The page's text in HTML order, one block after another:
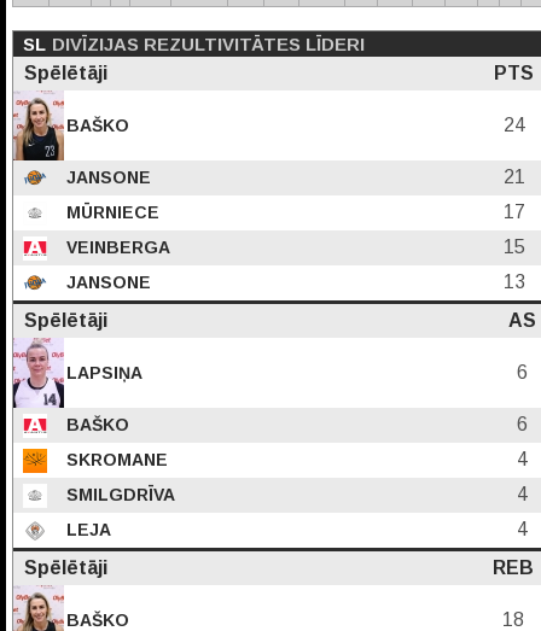
SL DIVĪZIJAS REZULTIVITĀTES LĪDERI
Spēlētāji
PTS
BAŠKO 24
JANSONE 21
MŪRNIECE 17
VEINBERGA 15
JANSONE
13
Spēlētāji
AS
LAPSIŅA 6
BAŠKO 6
SKROMANE 4
SMILGDRĪVA 4
LEJA
4
Spēlētāji
REB
BAŠKO 18